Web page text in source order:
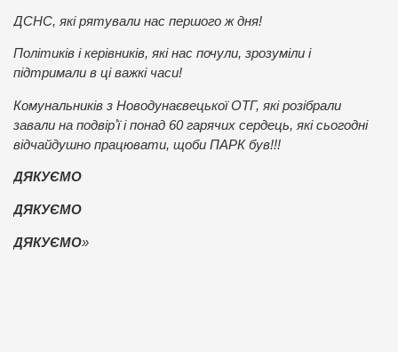
ДСНС, які рятували нас першого ж дня!
Політиків і керівників, які нас почули, зрозуміли і
підтримали в ці важкі часи!
Комунальників з Новодунаєвецької ОТГ, які розібрали
завали на подвірʼї і понад 60 гарячих сердець, які сьогодні
відчайдушно працювати, щоби ПАРК був!!!
ДЯКУЄМО
ДЯКУЄМО
ДЯКУЄМО»